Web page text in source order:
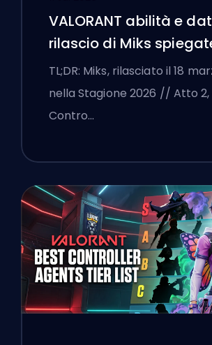
VALORANT abilità e
rilascio di Miks
TL;DR: Miks, rilasciato il 18
nella Stagione 2026 // Atto 2,
Contro…